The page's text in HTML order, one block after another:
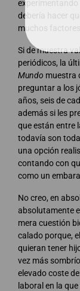
experimentando
debería hacer
muchos
Si de muestra
periódicos, la
Mundo muestra
preguntar a los
años, seis de
además si les
que están entre
todavía son
una opción
contando con
como un
No creo, en
absolutamente
mera cuestión
calado porque,
quieran tener
vez más
elevado coste
laboral en la